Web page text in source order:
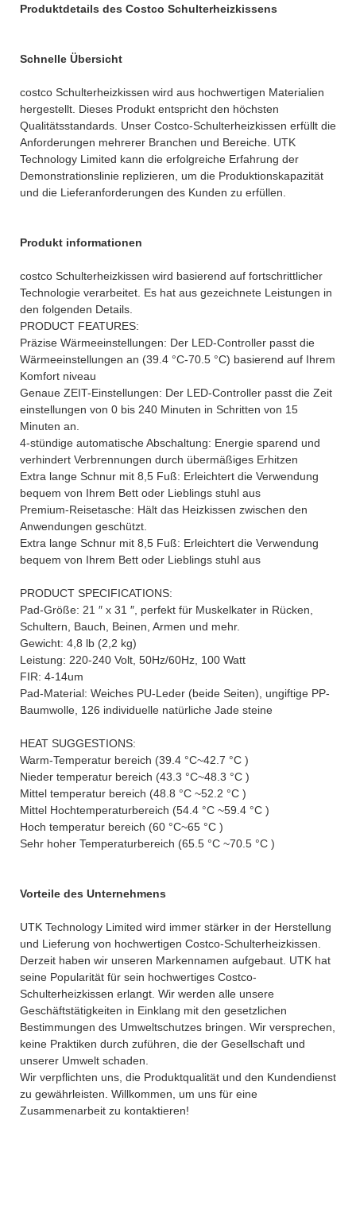
Produktdetails des Costco Schulterheizkissens
Schnelle Übersicht
costco Schulterheizkissen wird aus hochwertigen Materialien
hergestellt. Dieses Produkt entspricht den höchsten
Qualitätsstandards. Unser Costco-Schulterheizkissen erfüllt die
Anforderungen mehrerer Branchen und Bereiche. UTK
Technology Limited kann die erfolgreiche Erfahrung der
Demonstrationslinie replizieren, um die Produktionskapazität
und die Lieferanforderungen des Kunden zu erfüllen.
Produkt informationen
costco Schulterheizkissen wird basierend auf fortschrittlicher
Technologie verarbeitet. Es hat aus gezeichnete Leistungen in
den folgenden Details.
PRODUCT FEATURES:
Präzise Wärmeeinstellungen: Der LED-Controller passt die
Wärmeeinstellungen an (39.4 °C-70.5 °C) basierend auf Ihrem
Komfort niveau
Genaue ZEIT-Einstellungen: Der LED-Controller passt die Zeit
einstellungen von 0 bis 240 Minuten in Schritten von 15
Minuten an.
4-stündige automatische Abschaltung: Energie sparend und
verhindert Verbrennungen durch übermäßiges Erhitzen
Extra lange Schnur mit 8,5 Fuß: Erleichtert die Verwendung
bequem von Ihrem Bett oder Lieblings stuhl aus
Premium-Reisetasche: Hält das Heizkissen zwischen den
Anwendungen geschützt.
Extra lange Schnur mit 8,5 Fuß: Erleichtert die Verwendung
bequem von Ihrem Bett oder Lieblings stuhl aus
PRODUCT SPECIFICATIONS:
Pad-Größe: 21 ″ x 31 ″, perfekt für Muskelkater in Rücken,
Schultern, Bauch, Beinen, Armen und mehr.
Gewicht: 4,8 lb (2,2 kg)
Leistung: 220-240 Volt, 50Hz/60Hz, 100 Watt
FIR: 4-14um
Pad-Material: Weiches PU-Leder (beide Seiten), ungiftige PP-
Baumwolle, 126 individuelle natürliche Jade steine
HEAT SUGGESTIONS:
Warm-Temperatur bereich (39.4 °C~42.7 °C )
Nieder temperatur bereich (43.3 °C~48.3 °C )
Mittel temperatur bereich (48.8 °C ~52.2 °C )
Mittel Hochtemperaturbereich (54.4 °C ~59.4 °C )
Hoch temperatur bereich (60 °C~65 °C )
Sehr hoher Temperaturbereich (65.5 °C ~70.5 °C )
Vorteile des Unternehmens
UTK Technology Limited wird immer stärker in der Herstellung
und Lieferung von hochwertigen Costco-Schulterheizkissen.
Derzeit haben wir unseren Markennamen aufgebaut. UTK hat
seine Popularität für sein hochwertiges Costco-
Schulterheizkissen erlangt. Wir werden alle unsere
Geschäftstätigkeiten in Einklang mit den gesetzlichen
Bestimmungen des Umweltschutzes bringen. Wir versprechen,
keine Praktiken durch zuführen, die der Gesellschaft und
unserer Umwelt schaden.
Wir verpflichten uns, die Produktqualität und den Kundendienst
zu gewährleisten. Willkommen, um uns für eine
Zusammenarbeit zu kontaktieren!